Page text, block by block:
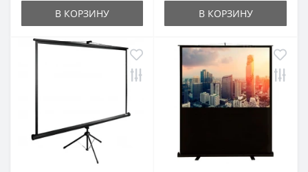
В КОРЗИНУ В КОРЗИНУ